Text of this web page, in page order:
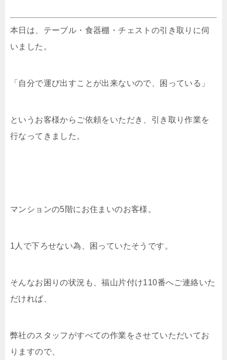
本日は、テーブル・食器棚・チェストの引き取りに伺
いました。
「自分で運び出すことが出来ないので、困っている」
というお客様からご依頼をいただき、引き取り作業を
行なってきました。
マンションの5階にお住まいのお客様。
1人で下ろせない為、困っていたそうです。
そんなお困りの状況も、福山片付け110番へご連絡いた
だければ、
弊社のスタッフがすべての作業をさせていただいてお
りますので、